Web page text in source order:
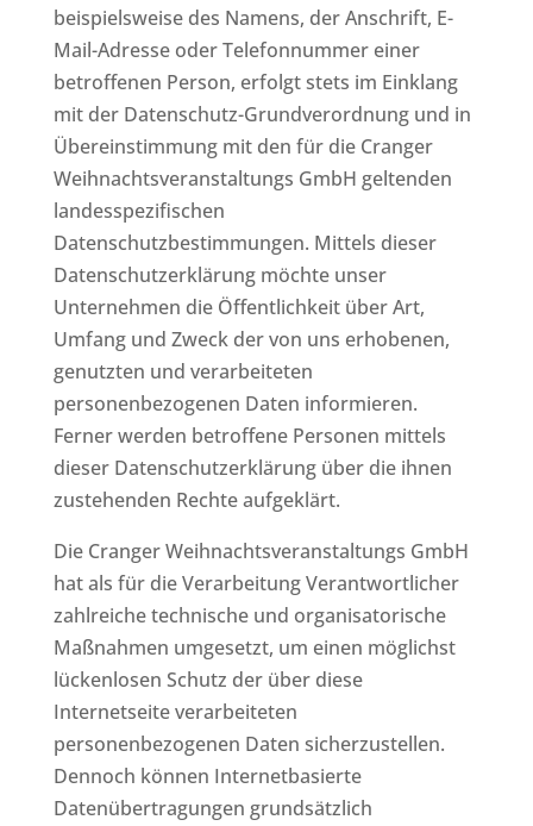
beispielsweise des Namens, der Anschrift, E-
Mail-Adresse oder Telefonnummer einer
betroffenen Person, erfolgt stets im Einklang
mit der Datenschutz-Grundverordnung und in
Übereinstimmung mit den für die Cranger
Weihnachtsveranstaltungs GmbH geltenden
landesspezifischen
Datenschutzbestimmungen. Mittels dieser
Datenschutzerklärung möchte unser
Unternehmen die Öffentlichkeit über Art,
Umfang und Zweck der von uns erhobenen,
genutzten und verarbeiteten
personenbezogenen Daten informieren.
Ferner werden betroffene Personen mittels
dieser Datenschutzerklärung über die ihnen
zustehenden Rechte aufgeklärt.
Die Cranger Weihnachtsveranstaltungs GmbH
hat als für die Verarbeitung Verantwortlicher
zahlreiche technische und organisatorische
Maßnahmen umgesetzt, um einen möglichst
lückenlosen Schutz der über diese
Internetseite verarbeiteten
personenbezogenen Daten sicherzustellen.
Dennoch können Internetbasierte
Datenübertragungen grundsätzlich